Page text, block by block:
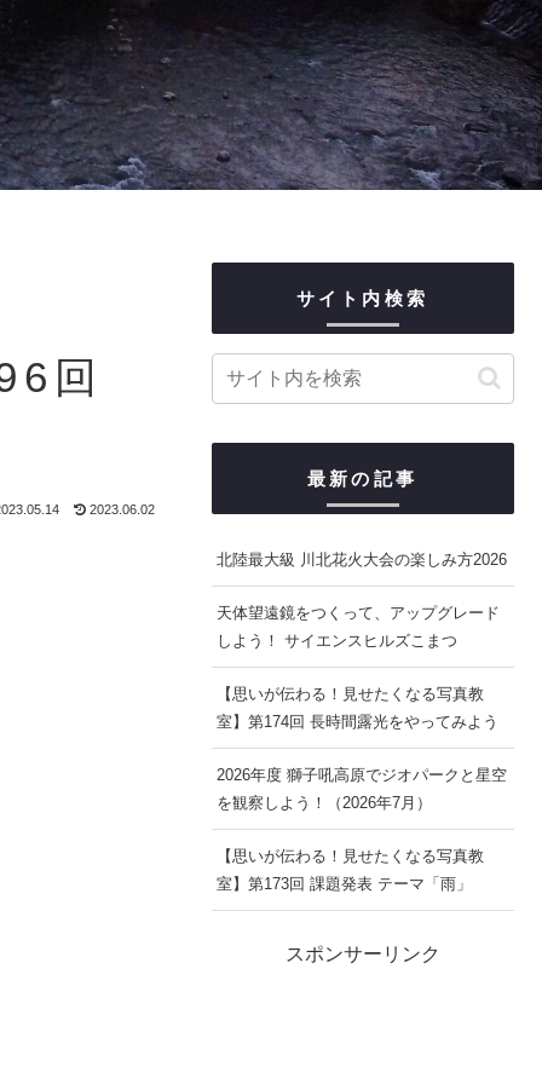
回
2023.06.02
サイト内検索
最新の記事
北陸最大級 川北花火大会の楽しみ方2026
天体望遠鏡をつくって、アップグレード
しよう！ サイエンスヒルズこまつ
【思いが伝わる！見せたくなる写真教
室】第174回 長時間露光をやってみよう
2026年度 獅子吼高原でジオパークと星空
を観察しよう！（2026年7月）
【思いが伝わる！見せたくなる写真教
室】第173回 課題発表 テーマ「雨」
スポンサーリンク